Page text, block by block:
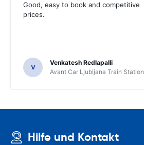
Good, easy to book and competitive
prices.
V
Venkatesh Redlapalli
Avant Car Ljubljana Train Station
Hilfe und Kontakt